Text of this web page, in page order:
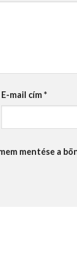
E-mail cím*
mentése a